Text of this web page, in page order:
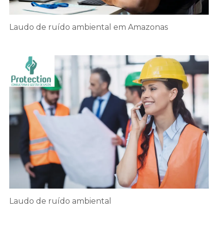
Laudo de ruído ambiental em Amazonas
Laudo de ruído ambiental